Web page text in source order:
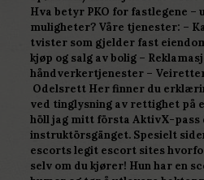
Hva betyr PKO for fastlegene –
muligheter? Våre tjenester: –
tvister som gjelder fast
kjøp og salg av bolig –
håndverkertjenester –
Odelsrett Her finner du
ved tinglysning av rettighet på
höll jag mitt första AktivX-pass
instruktörsgänget. Spesielt
escorts legit escort sites
selv om du kjører! Hun har en